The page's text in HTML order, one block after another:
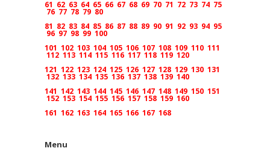
61 62 63 64 65 66 67 68 69 70 71 72 73 74 75
76 77 78 79 80
81 82 83 84 85 86 87 88 89 90 91 92 93 94 95
96 97 98 99 100
101 102 103 104 105 106 107 108 109 110 111
112 113 114 115 116 117 118 119 120
121 122 123 124 125 126 127 128 129 130 131
132 133 134 135 136 137 138 139 140
141 142 143 144 145 146 147 148 149 150 151
152 153 154 155 156 157 158 159 160
161 162 163 164 165 166 167 168
Menu